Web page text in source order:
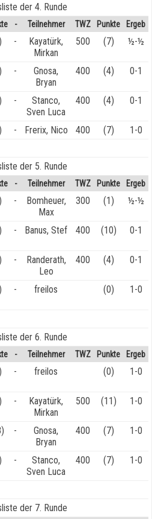
der 4. Runde
- Teilnehmer TWZ Punkte Ergeb
-
Kayatürk,
Mirkan
500 (7) ½-½
-
Gnosa,
Bryan
400 (4) 0-1
-
Stanco,
Sven Luca
400 (4) 0-1
- Frerix, Nico 400 (7) 1-0
der 5. Runde
- Teilnehmer TWZ Punkte Ergeb
-
Bomheuer,
Max
300 (1) ½-½
- Banus, Stef 400 (10) 0-1
-
Randerath,
Leo
400 (4) 0-1
- freilos (0) 1-0
der 6. Runde
- Teilnehmer TWZ Punkte Ergeb
- freilos (0) 1-0
-
Kayatürk,
Mirkan
500 (11) 1-0
-
Gnosa,
Bryan
400 (7) 1-0
-
Stanco,
Sven Luca
400 (7) 1-0
der 7. Runde